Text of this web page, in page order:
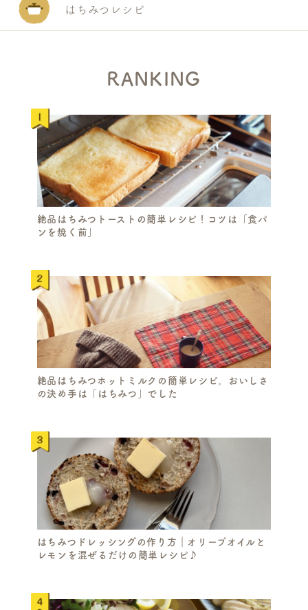
はちみつレシピ
RANKING
絶品はちみつトーストの簡単レシピ！コツは「食パ
ンを焼く前」
絶品はちみつホットミルクの簡単レシピ。おいしさ
の決め手は「はちみつ」でした
はちみつドレッシングの作り方｜オリーブオイルと
レモンを混ぜるだけの簡単レシピ♪